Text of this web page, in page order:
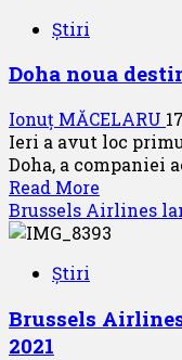
destinații
Știri
Doha noua
Ionuț MĂCELARU
Ieri a avut loc
Doha, a companiei
Read More
more
about
a
Brussels Airlines
Știri
Brussels
2021